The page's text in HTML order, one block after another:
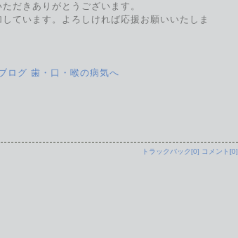
だきありがとうございます。
ています。よろしければ応援お願いいたしま
トラックバック[0] コメント[0]